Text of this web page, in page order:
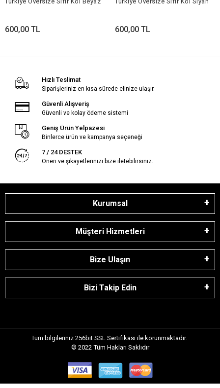
600,00 TL 600,00 TL
Hızlı Teslimat
Siparişleriniz en kısa sürede elinize ulaşır.
Güvenli Alışveriş
Güvenli ve kolay ödeme sistemi
Geniş Ürün Yelpazesi
Binlerce ürün ve kampanya seçeneği
7 / 24 DESTEK
Öneri ve şikayetlerinizi bize iletebilirsiniz.
Kurumsal
Müşteri Hizmetleri
Bize Ulaşın
Bizi Takip Edin
Tüm bilgileriniz 256bit SSL Sertifikası ile korunmaktadır.
© 2022 Tüm Hakları Saklıdır